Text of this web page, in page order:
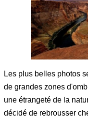
Les plus belles photos
de grandes zones
une étrangeté de la
décidé de rebrousser